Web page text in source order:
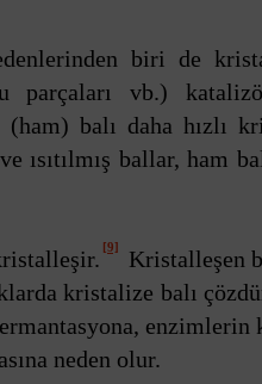
biri de
parçaları vb.)
(ham) balı daha hızlı
ısıtılmış ballar, ham
[9]
Kristalleşen
kristalize balı
enzimlerin
neden olur.